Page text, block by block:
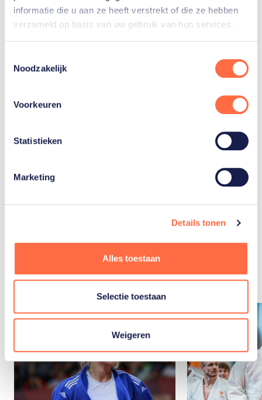
informatie die u aan ze heeft verstrekt of die ze hebben
verzameld op basis van uw gebruik van hun services.
Noodzakelijk
Voorkeuren
Statistieken
Marketing
Details tonen
Alles toestaan
Selectie toestaan
Weigeren
Toon alle 12
Gerelateerde